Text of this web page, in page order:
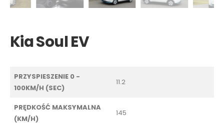
Kia Soul EV
PRZYSPIESZENIE 0 -
100KM/H (SEC)
11.2
PRĘDKOŚĆ MAKSYMALNA
(KM/H)
145